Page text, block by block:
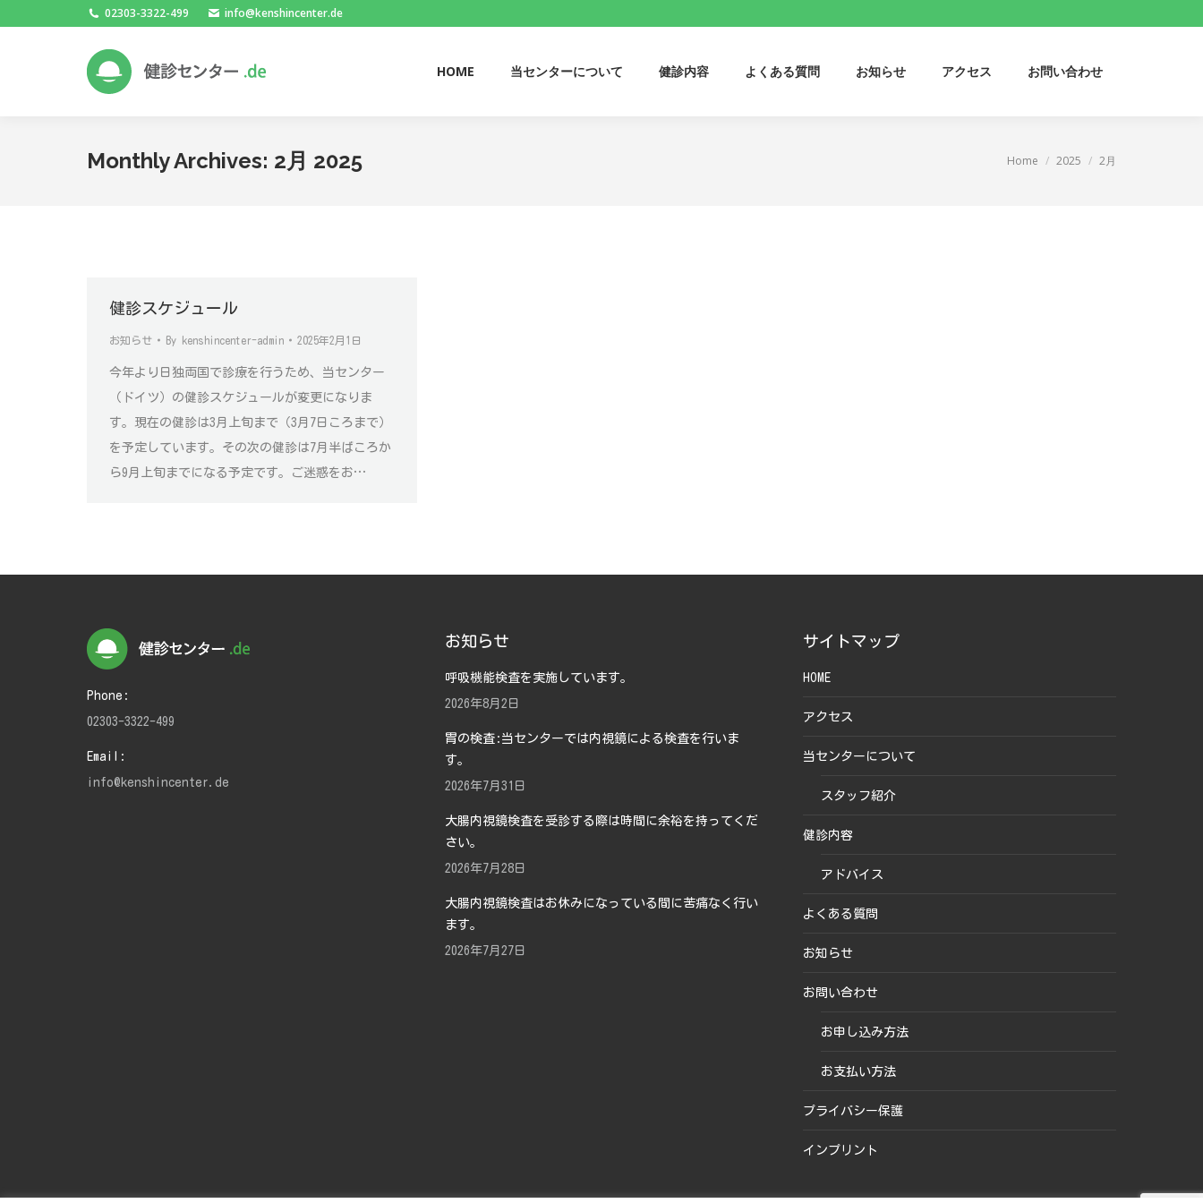
02303-3322-499 info@kenshincenter.de
HOME 当センターについて 健診内容 よくある質問 お知らせ アクセス お問い合わせ
Monthly Archives: 2月 2025 You are here:
Home 2025 2月
健診スケジュール
お知らせ By kenshincenter-admin 2025年2月1日
今年より日独両国で診療を行うため、当センター
（ドイツ）の健診スケジュールが変更になりま
す。現在の健診は3月上旬まで（3月7日ころまで）
を予定しています。その次の健診は7月半ばころか
ら9月上旬までになる予定です。ご迷惑をお…
Phone:
02303-3322-499
Email:
info@kenshincenter.de
お知らせ
呼吸機能検査を実施しています。
2026年8月2日
胃の検査:当センターでは内視鏡による検査を行いま
す。
2026年7月31日
大腸内視鏡検査を受診する際は時間に余裕を持ってくだ
さい。
2026年7月28日
大腸内視鏡検査はお休みになっている間に苦痛なく行い
ます。
2026年7月27日
サイトマップ
HOME
アクセス
当センターについて
スタッフ紹介
健診内容
アドバイス
よくある質問
お知らせ
お問い合わせ
お申し込み方法
お支払い方法
プライバシー保護
インプリント
HOME 当センターについて 健診内容 よくある質問 お知らせ アクセス お問い合わせ